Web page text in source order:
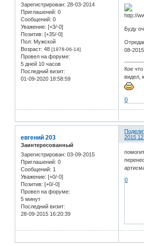
Зарегистрирован: 28-03-2014
Приглашений: 0
Сообщений: 0
Уважение: [+3/-0]
Позитив: [+35/-0]
Пол: Мужской
Возраст: 48 [1978-06-14]
Провел на форуме:
5 дней 10 часов
Последний визит:
01-09-2020 18:58:59
Буду
08-
Кое
видел,
0
2015
евгений 203
Заинтересованный
Зарегистрирован: 03-09-2015
Приглашений: 0
Сообщений: 1
Уважение: [+0/-0]
Позитив: [+0/-0]
Провел на форуме:
5 минут
Последний визит:
28-09-2015 16:20:39
0